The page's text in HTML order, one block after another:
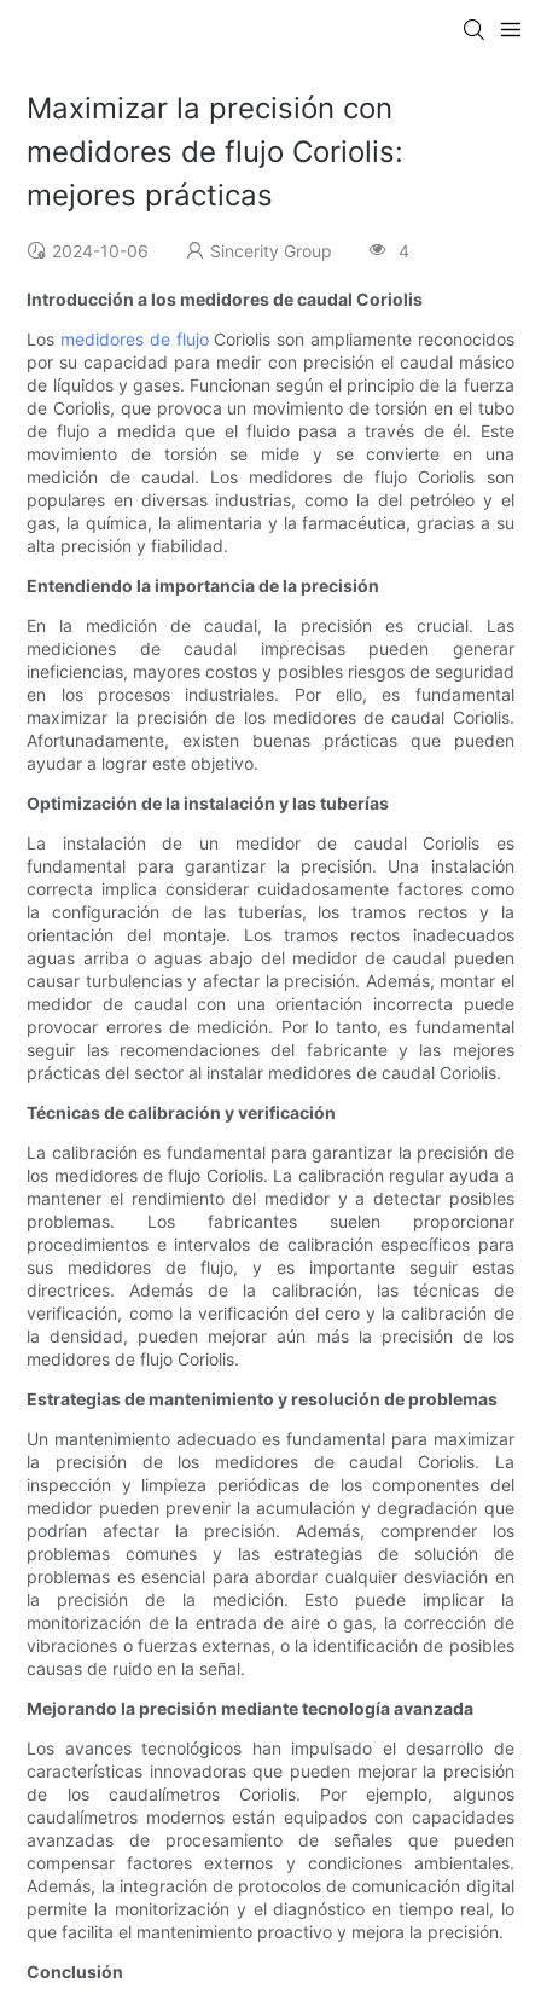
Maximizar la precisión con
medidores de flujo Coriolis:
mejores prácticas
2024-10-06 Sincerity Group 4
Introducción a los medidores de caudal Coriolis
Los medidores de flujoCoriolis son ampliamente reconocidos
por su capacidad para medir con precisión el caudal másico
de líquidos y gases. Funcionan según el principio de la fuerza
de Coriolis, que provoca un movimiento de torsión en el tubo
de flujo a medida que el fluido pasa a través de él. Este
movimiento de torsión se mide y se convierte en una
medición de caudal. Los medidores de flujo Coriolis son
populares en diversas industrias, como la del petróleo y el
gas, la química, la alimentaria y la farmacéutica, gracias a su
alta precisión y fiabilidad.
Entendiendo la importancia de la precisión
En la medición de caudal, la precisión es crucial. Las
mediciones de caudal imprecisas pueden generar
ineficiencias, mayores costos y posibles riesgos de seguridad
en los procesos industriales. Por ello, es fundamental
maximizar la precisión de los medidores de caudal Coriolis.
Afortunadamente, existen buenas prácticas que pueden
ayudar a lograr este objetivo.
Optimización de la instalación y las tuberías
La instalación de un medidor de caudal Coriolis es
fundamental para garantizar la precisión. Una instalación
correcta implica considerar cuidadosamente factores como
la configuración de las tuberías, los tramos rectos y la
orientación del montaje. Los tramos rectos inadecuados
aguas arriba o aguas abajo del medidor de caudal pueden
causar turbulencias y afectar la precisión. Además, montar el
medidor de caudal con una orientación incorrecta puede
provocar errores de medición. Por lo tanto, es fundamental
seguir las recomendaciones del fabricante y las mejores
prácticas del sector al instalar medidores de caudal Coriolis.
Técnicas de calibración y verificación
La calibración es fundamental para garantizar la precisión de
los medidores de flujo Coriolis. La calibración regular ayuda a
mantener el rendimiento del medidor y a detectar posibles
problemas. Los fabricantes suelen proporcionar
procedimientos e intervalos de calibración específicos para
sus medidores de flujo, y es importante seguir estas
directrices. Además de la calibración, las técnicas de
verificación, como la verificación del cero y la calibración de
la densidad, pueden mejorar aún más la precisión de los
medidores de flujo Coriolis.
Estrategias de mantenimiento y resolución de problemas
Un mantenimiento adecuado es fundamental para maximizar
la precisión de los medidores de caudal Coriolis. La
inspección y limpieza periódicas de los componentes del
medidor pueden prevenir la acumulación y degradación que
podrían afectar la precisión. Además, comprender los
problemas comunes y las estrategias de solución de
problemas es esencial para abordar cualquier desviación en
la precisión de la medición. Esto puede implicar la
monitorización de la entrada de aire o gas, la corrección de
vibraciones o fuerzas externas, o la identificación de posibles
causas de ruido en la señal.
Mejorando la precisión mediante tecnología avanzada
Los avances tecnológicos han impulsado el desarrollo de
características innovadoras que pueden mejorar la precisión
de los caudalímetros Coriolis. Por ejemplo, algunos
caudalímetros modernos están equipados con capacidades
avanzadas de procesamiento de señales que pueden
compensar factores externos y condiciones ambientales.
Además, la integración de protocolos de comunicación digital
permite la monitorización y el diagnóstico en tiempo real, lo
que facilita el mantenimiento proactivo y mejora la precisión.
Conclusión